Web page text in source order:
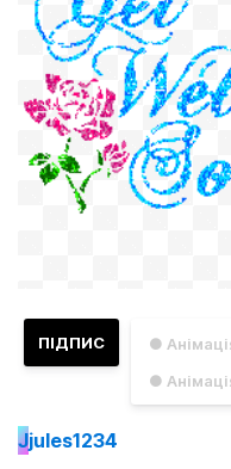
●
●
ПІДПИС
Jjules1234